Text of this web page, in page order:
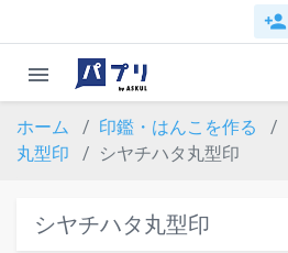
person_add
menu
ホーム 印鑑・はんこを作る
丸型印
シヤチハタ丸型印
シヤチハタ丸型印